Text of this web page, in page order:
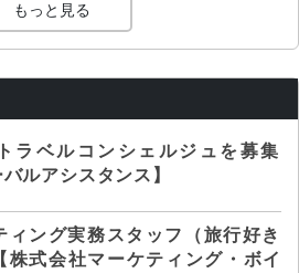
もっと見る
ラベルコンシェルジュを募集
ルアシスタンス】
ィング実務スタッフ（旅行好き
株式会社マーケティング・ボイ